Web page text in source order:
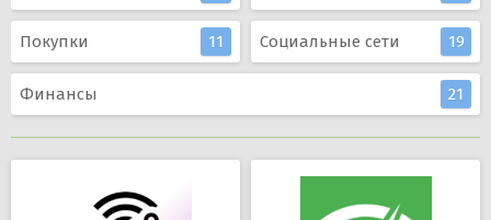
Покупки 11 Социальные сети 19
Финансы 21